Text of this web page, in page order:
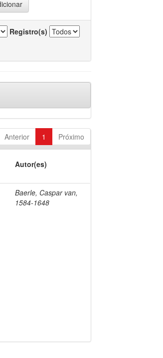
Registro(s)
Anterior 1 Próximo
Autor(es)
Baerle, Caspar van,
1584-1648